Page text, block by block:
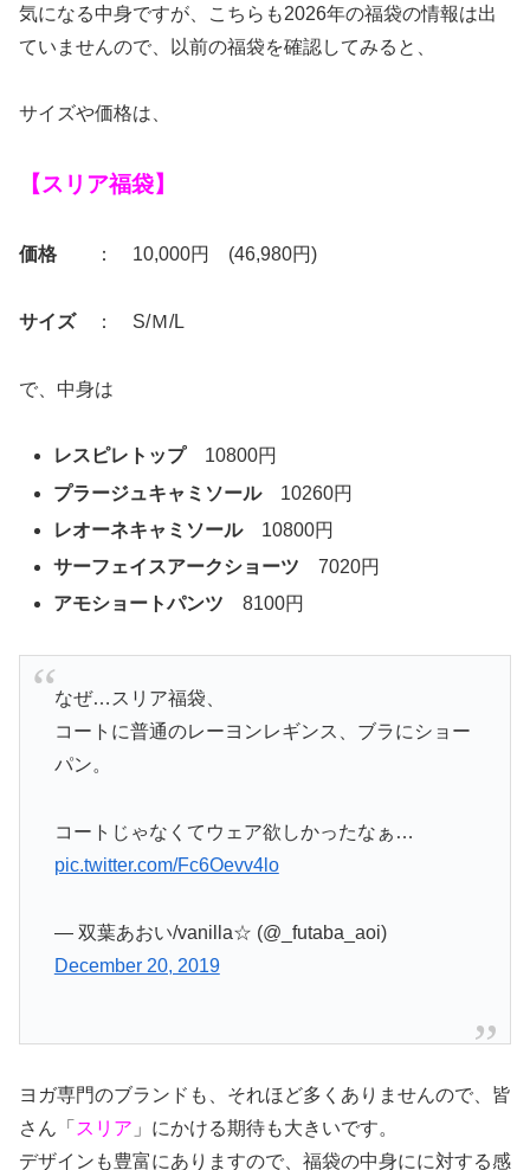
気になる中身ですが、こちらも2026年の福袋の情報は出
ていませんので、以前の福袋を確認してみると、
サイズや価格は、
【スリア福袋】
価格 ： 10,000円 (46,980円)
サイズ： S/Ｍ/L
で、中身は
レスピレトップ10800円
プラージュキャミソール10260円
レオーネキャミソール10800円
サーフェイスアークショーツ 7020円
アモショートパンツ 8100円
なぜ…スリア福袋、
コートに普通のレーヨンレギンス、ブラにショー
パン。
コートじゃなくてウェア欲しかったなぁ…
pic.twitter.com/Fc6Oevv4lo
— 双葉あおい/vanilla☆ (@_futaba_aoi)
December 20, 2019
ヨガ専門のブランドも、それほど多くありませんので、皆
さん「 スリア 」にかける期待も大きいです。
デザインも豊富にありますので、福袋の中身にに対する感